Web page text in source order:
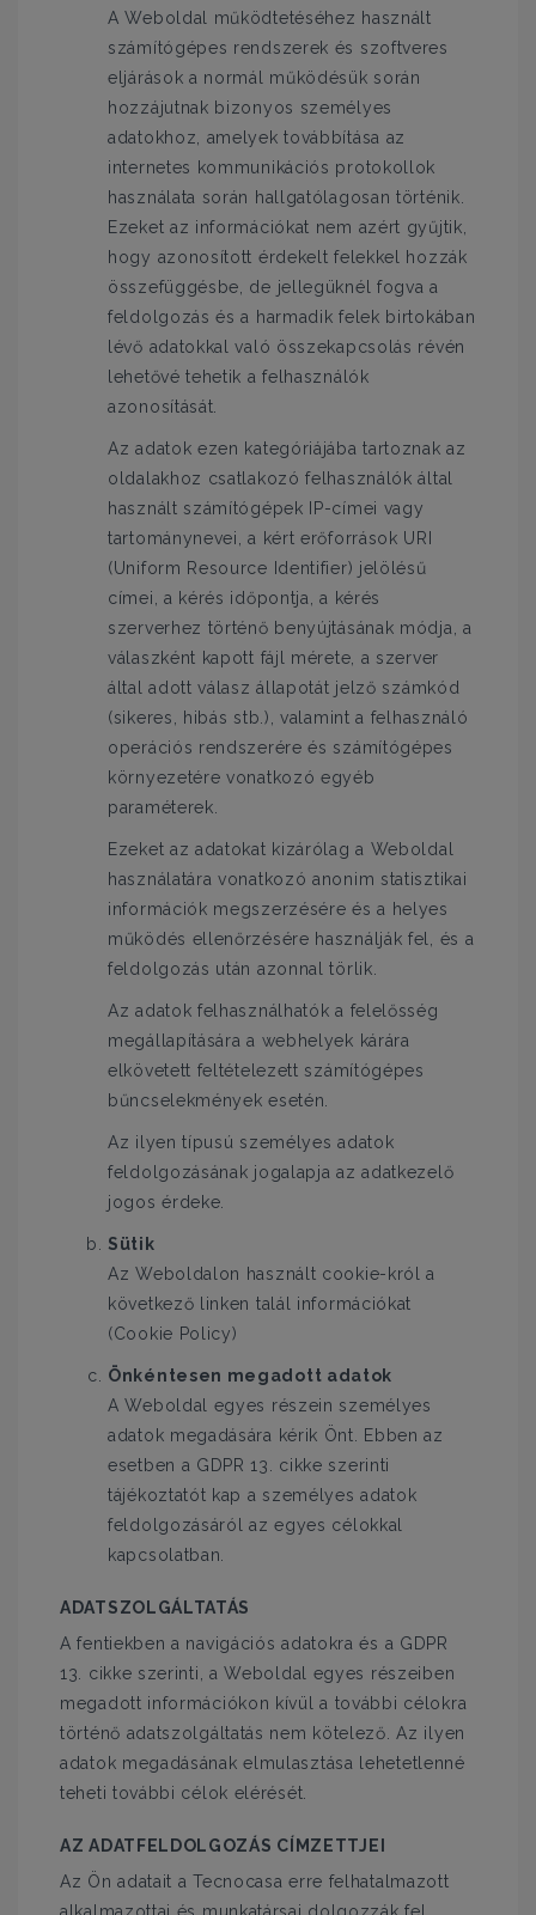
A Weboldal működtetéséhez használt
számítógépes rendszerek és szoftveres
eljárások a normál működésük során
hozzájutnak bizonyos személyes
adatokhoz, amelyek továbbítása az
internetes kommunikációs protokollok
használata során hallgatólagosan történik.
Ezeket az információkat nem azért gyűjtik,
hogy azonosított érdekelt felekkel hozzák
összefüggésbe, de jellegüknél fogva a
feldolgozás és a harmadik felek birtokában
lévő adatokkal való összekapcsolás révén
lehetővé tehetik a felhasználók
azonosítását.
Az adatok ezen kategóriájába tartoznak az
oldalakhoz csatlakozó felhasználók által
használt számítógépek IP-címei vagy
tartománynevei, a kért erőforrások URI
(Uniform Resource Identifier) jelölésű
címei, a kérés időpontja, a kérés
szerverhez történő benyújtásának módja, a
válaszként kapott fájl mérete, a szerver
által adott válasz állapotát jelző számkód
(sikeres, hibás stb.), valamint a felhasználó
operációs rendszerére és számítógépes
környezetére vonatkozó egyéb
paraméterek.
Ezeket az adatokat kizárólag a Weboldal
használatára vonatkozó anonim statisztikai
információk megszerzésére és a helyes
működés ellenőrzésére használják fel, és a
feldolgozás után azonnal törlik.
Az adatok felhasználhatók a felelősség
megállapítására a webhelyek kárára
elkövetett feltételezett számítógépes
bűncselekmények esetén.
Az ilyen típusú személyes adatok
feldolgozásának jogalapja az adatkezelő
jogos érdeke.
Sütik
Az Weboldalon használt cookie-król a
következő linken talál információkat
(Cookie Policy)
Önkéntesen megadott adatok
A Weboldal egyes részein személyes
adatok megadására kérik Önt. Ebben az
esetben a GDPR 13. cikke szerinti
tájékoztatót kap a személyes adatok
feldolgozásáról az egyes célokkal
kapcsolatban.
ADATSZOLGÁLTATÁS
A fentiekben a navigációs adatokra és a GDPR
13. cikke szerinti, a Weboldal egyes részeiben
megadott információkon kívül a további célokra
történő adatszolgáltatás nem kötelező. Az ilyen
adatok megadásának elmulasztása lehetetlenné
teheti további célok elérését.
AZ ADATFELDOLGOZÁS CÍMZETTJEI
Az Ön adatait a Tecnocasa erre felhatalmazott